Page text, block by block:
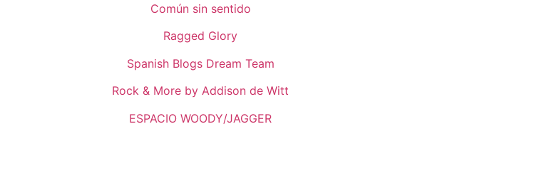
Común sin sentido
Ragged Glory
Spanish Blogs Dream Team
Rock & More by Addison de Witt
ESPACIO WOODY/JAGGER